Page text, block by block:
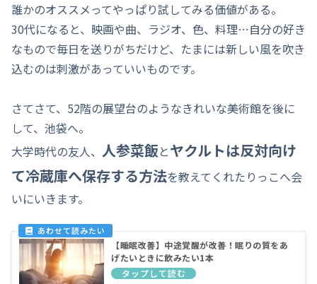
誰かのオススメってやっぱり試してみる価値がある。
30代になると、映画や曲、ラジオ、色、料理…自分の好き
なもので毎日を送りがちだけど、たまには新しい風を吹き
込むのは刺激があっていいものです。
さてさて、52階の展望台のようなきれいな美術館を後に
して、池袋へ。
大学時代の友人、 人参菜飯とヤクルトは反対向け
て冷蔵庫へ保存する方法を教えてくれたりっこへ会
いにいきます。
【睡眠改善】中途覚醒が改善！眠りの質をあ
げたいときに飲みたい1本